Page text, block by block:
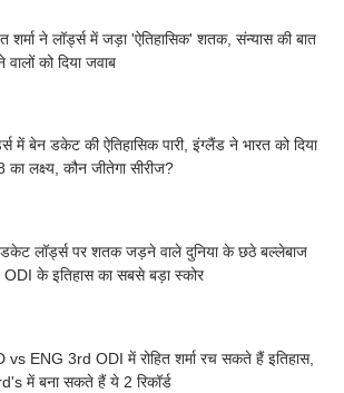
शर्मा ने लॉर्ड्स में जड़ा 'ऐतिहासिक' शतक, संन्यास की बात
वालों को दिया जवाब
में बेन डकेट की ऐतिहासिक पारी, इंग्लैंड ने भारत को दिया
का लक्ष्य, कौन जीतेगा सीरीज?
लॉर्ड्स पर शतक जड़ने वाले दुनिया के छठे बल्लेबाज
के इतिहास का सबसे बड़ा स्कोर
vs ENG 3rd ODI में रोहित शर्मा रच सकते हैं इतिहास,
में बना सकते हैं ये 2 रिकॉर्ड